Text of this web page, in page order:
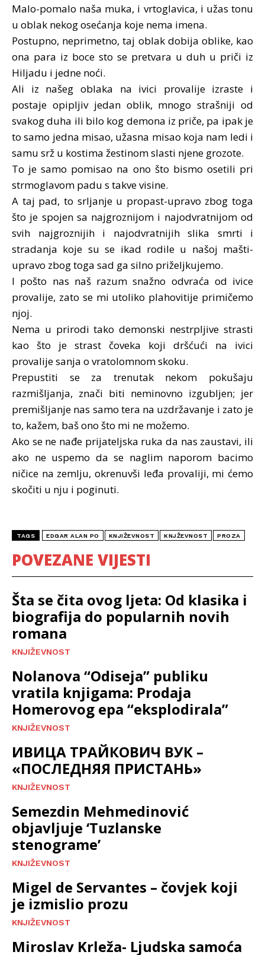
Malo-pomalo naša muka, i vrtoglavica, i užas tonu
u oblak nekog osećanja koje nema imena.
Postupno, neprimetno, taj oblak dobija oblike, kao
ona para iz boce sto se pretvara u duh u priči iz
Hiljadu i jedne noći.
Ali iz našeg oblaka na ivici provalije izraste i
postaje opipljiv jedan oblik, mnogo strašniji od
svakog duha ili bilo kog demona iz priče, pa ipak je
to samo jedna misao, užasna misao koja nam ledi i
samu srž u kostima žestinom slasti njene grozote.
To je samo pomisao na ono što bismo osetili pri
strmoglavom padu s takve visine.
A taj pad, to srljanje u propast-upravo zbog toga
što je spojen sa najgroznijom i najodvratnijom od
svih najgroznijih i najodvratnijih slika smrti i
stradanja koje su se ikad rodile u našoj mašti-
upravo zbog toga sad ga silno priželjkujemo.
I pošto nas naš razum snažno odvraća od ivice
provalije, zato se mi utoliko plahovitije primičemo
njoj.
Nema u prirodi tako demonski nestrpljive strasti
kao što je strast čoveka koji dršćući na ivici
provalije sanja o vratolomnom skoku.
Prepustiti se za trenutak nekom pokušaju
razmišljanja, znači biti neminovno izgubljen; jer
premišljanje nas samo tera na uzdržavanje i zato je
to, kažem, baš ono što mi ne možemo.
Ako se ne nađe prijateljska ruka da nas zaustavi, ili
ako ne uspemo da se naglim naporom bacimo
ničice na zemlju, okrenuvši leđa provaliji, mi ćemo
skočiti u nju i poginuti.
TAGS EDGAR ALAN PO KNJIŽEVNOST KNJŽEVNOST PROZA
POVEZANE VIJESTI
Šta se čita ovog ljeta: Od klasika i
biografija do popularnih novih
romana
KNJIŽEVNOST
Nolanova “Odiseja” publiku
vratila knjigama: Prodaja
Homerovog epa “eksplodirala”
KNJIŽEVNOST
ИВИЦА ТРАЙКОВИЧ ВУК –
«ПОСЛЕДНЯЯ ПРИСТАНЬ»
KNJIŽEVNOST
Semezdin Mehmedinović
objavljuje ‘Tuzlanske
stenograme’
KNJIŽEVNOST
Migel de Servantes – čovjek koji
je izmislio prozu
KNJIŽEVNOST
Miroslav Krleža- Ljudska samoća